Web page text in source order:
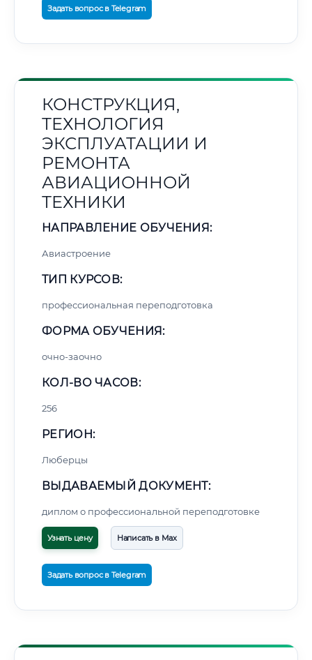
Задать вопрос в Telegram
КОНСТРУКЦИЯ,
ТЕХНОЛОГИЯ
ЭКСПЛУАТАЦИИ И
РЕМОНТА
АВИАЦИОННОЙ
ТЕХНИКИ
НАПРАВЛЕНИЕ ОБУЧЕНИЯ:
Авиастроение
ТИП КУРСОВ:
профессиональная переподготовка
ФОРМА ОБУЧЕНИЯ:
очно-заочно
КОЛ-ВО ЧАСОВ:
256
РЕГИОН:
Люберцы
ВЫДАВАЕМЫЙ ДОКУМЕНТ:
диплом о профессиональной переподготовке
Узнать цену Написать в Max
Задать вопрос в Telegram